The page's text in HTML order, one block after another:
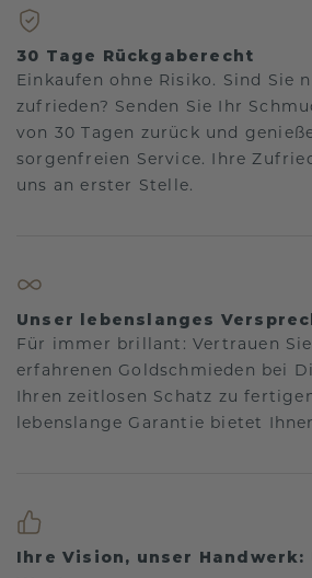
30 Tage Rückgaberecht
Einkaufen ohne Risiko. Sind Sie
zufrieden? Senden Sie Ihr
von 30 Tagen zurück und
sorgenfreien Service. Ihre
uns an erster Stelle.
Unser lebenslanges
Für immer brillant: Vertrauen
erfahrenen Goldschmieden bei
Ihren zeitlosen Schatz zu
lebenslange Garantie bietet
Ihre Vision, unser Handwerk: